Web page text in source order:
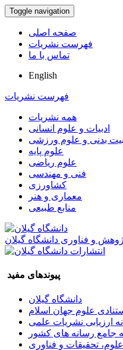
Toggle navigation
صفحه اصلی
فهرست نشریات
تماس با ما
English
فهرست نشریات
همه نشریات
ادبیات و علوم انسانی
بدنی و علوم ورزشی
علوم پایه
علوم ریاضی
فنی و مهندسی
کشاورزی
معماری و هنر
منابع طبیعی
و فناوری دانشگاه گیلان
پیوندهای مفید
دانشگاه گیلان
علوم جهان اسلام
ارزیابی نشریات علمی
جامع رسانه های کشور
تحقیقات و فناوری